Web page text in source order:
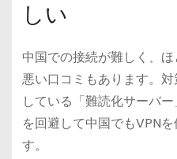
しい
中国での接続が難しく、
悪い口コミもあります。
している「難読化サーバ
を回避して中国でもVPN
す。